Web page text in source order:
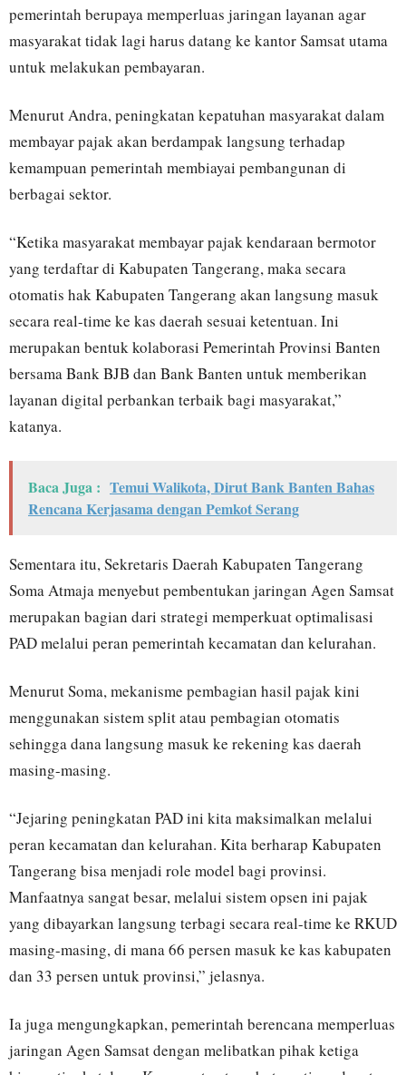
pemerintah berupaya memperluas jaringan layanan agar
masyarakat tidak lagi harus datang ke kantor Samsat utama
untuk melakukan pembayaran.
Menurut Andra, peningkatan kepatuhan masyarakat dalam
membayar pajak akan berdampak langsung terhadap
kemampuan pemerintah membiayai pembangunan di
berbagai sektor.
“Ketika masyarakat membayar pajak kendaraan bermotor
yang terdaftar di Kabupaten Tangerang, maka secara
otomatis hak Kabupaten Tangerang akan langsung masuk
secara real-time ke kas daerah sesuai ketentuan. Ini
merupakan bentuk kolaborasi Pemerintah Provinsi Banten
bersama Bank BJB dan Bank Banten untuk memberikan
layanan digital perbankan terbaik bagi masyarakat,”
katanya.
Baca Juga : Temui Walikota, Dirut Bank Banten Bahas
Rencana Kerjasama dengan Pemkot Serang
Sementara itu, Sekretaris Daerah Kabupaten Tangerang
Soma Atmaja menyebut pembentukan jaringan Agen Samsat
merupakan bagian dari strategi memperkuat optimalisasi
PAD melalui peran pemerintah kecamatan dan kelurahan.
Menurut Soma, mekanisme pembagian hasil pajak kini
menggunakan sistem split atau pembagian otomatis
sehingga dana langsung masuk ke rekening kas daerah
masing-masing.
“Jejaring peningkatan PAD ini kita maksimalkan melalui
peran kecamatan dan kelurahan. Kita berharap Kabupaten
Tangerang bisa menjadi role model bagi provinsi.
Manfaatnya sangat besar, melalui sistem opsen ini pajak
yang dibayarkan langsung terbagi secara real-time ke RKUD
masing-masing, di mana 66 persen masuk ke kas kabupaten
dan 33 persen untuk provinsi,” jelasnya.
Ia juga mengungkapkan, pemerintah berencana memperluas
jaringan Agen Samsat dengan melibatkan pihak ketiga